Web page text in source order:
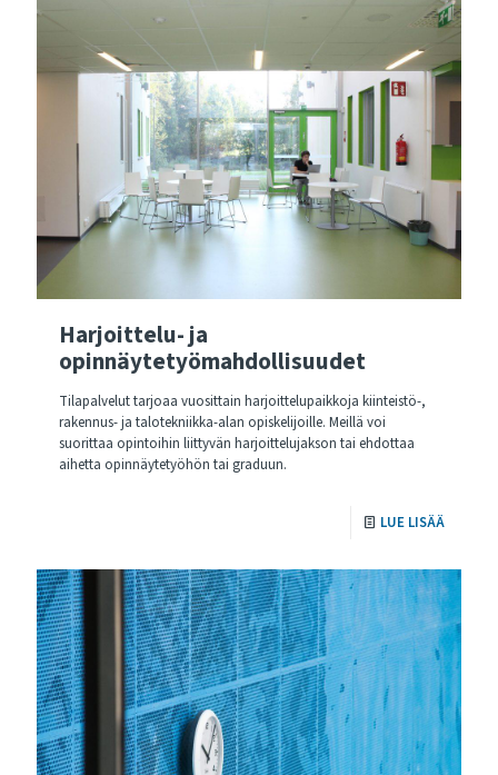
Harjoittelu- ja
opinnäytetyömahdollisuudet
Tilapalvelut tarjoaa vuosittain harjoittelupaikkoja kiinteistö-,
rakennus- ja talotekniikka-alan opiskelijoille. Meillä voi
suorittaa opintoihin liittyvän harjoittelujakson tai ehdottaa
aihetta opinnäytetyöhön tai graduun.
LUE LISÄÄ